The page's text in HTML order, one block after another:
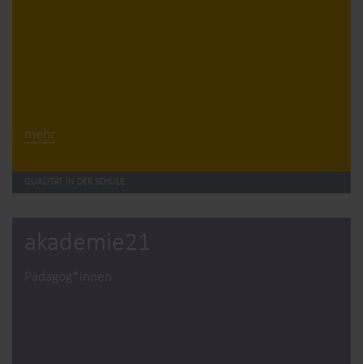
mehr
QUALITÄT IN DER SCHULE
akademie21
Pädagog*innen